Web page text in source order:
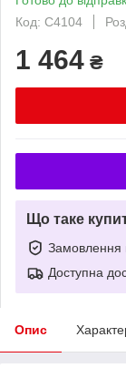
Код: C4104
1 464 ₴
Що таке
Замовлення
Доступна
Опис